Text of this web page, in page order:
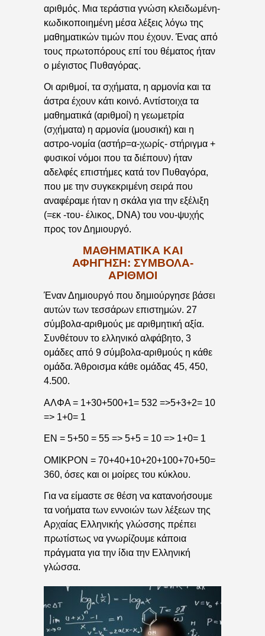
αριθμός. Μια τεράστια γνώση κλειδωμένη-
κωδικοποιημένη μέσα λέξεις λόγω της
μαθηματικών τιμών που έχουν. Ένας από
τους πρωτοπόρους επί του θέματος ήταν
ο μέγιστος Πυθαγόρας.
Οι αριθμοί, τα σχήματα, η αρμονία και τα
άστρα έχουν κάτι κοινό. Αντίστοιχα τα
μαθηματικά (αριθμοί) η γεωμετρία
(σχήματα) η αρμονία (μουσική) και η
αστρο-νομία (αστήρ=α-χωρίς- στήριγμα +
φυσικοί νόμοι που τα διέπουν) ήταν
αδελφές επιστήμες κατά τον Πυθαγόρα,
που με την συγκεκριμένη σειρά που
αναφέραμε ήταν η σκάλα για την εξέλιξη
(=εκ -του- έλικος, DNA) του νου-ψυχής
προς τον Δημιουργό.
ΜΑΘΗΜΑΤΙΚΆ ΚΑΙ
ΑΦΉΓΗΣΗ: ΣΥΜΒΟΛΑ-
ΑΡΙΘΜΟΊ
Έναν Δημιουργό που δημιούργησε βάσει
αυτών των τεσσάρων επιστημών. 27
σύμβολα-αριθμούς με αριθμητική αξία.
Συνθέτουν το ελληνικό αλφάβητο, 3
ομάδες από 9 σύμβολα-αριθμούς η κάθε
ομάδα. Άθροισμα κάθε ομάδας 45, 450,
4.500.
ΑΛΦΑ = 1+30+500+1= 532 =>5+3+2= 10
=> 1+0= 1
ΕΝ = 5+50 = 55 => 5+5 = 10 => 1+0= 1
ΟΜΙΚΡΟΝ = 70+40+10+20+100+70+50=
360, όσες και οι μοίρες του κύκλου.
Για να είμαστε σε θέση να κατανοήσουμε
τα νοήματα των εννοιών των λέξεων της
Αρχαίας Ελληνικής γλώσσης πρέπει
πρωτίστως να γνωρίζουμε κάποια
πράγματα για την ίδια την Ελληνική
γλώσσα.